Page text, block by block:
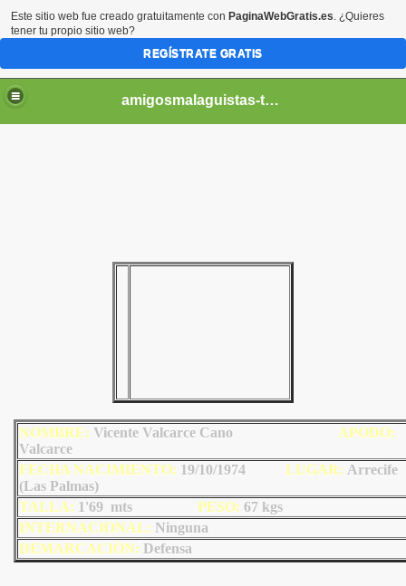
amigosmalaguistas-temporadas
NOMBRE: Vicente Valcarce Cano APODO:
Valcarce
FECHA NACIMIENTO: 19/10/1974 LUGAR: Arrecife
(Las Palmas)
TALLA: 1'69 mts PESO: 67 kgs
INTERNACIONAL: Ninguna
DEMARCACIÓN: Defensa
Este sitio web fue creado gratuitamente con PaginaWebGratis.es. ¿Quieres
tener tu propio sitio web?
REGÍSTRATE GRATIS